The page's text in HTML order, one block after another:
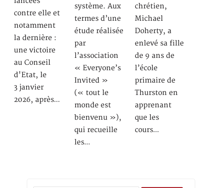
contre elle et
notamment
la dernière :
une victoire
au Conseil
d'Etat, le
3 janvier
2026, après…
système. Aux
termes d’une
étude réalisée
par
l’association
« Everyone’s
Invited »
(« tout le
monde est
bienvenu »),
qui recueille
les…
chrétien,
Michael
Doherty, a
enlevé sa fille
de 9 ans de
l’école
primaire de
Thurston en
apprenant
que les
cours…